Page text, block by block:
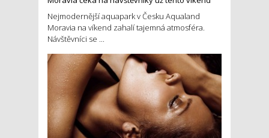
Nejmodernější aquapark v Česku Aqualand
Moravia na víkend zahalí tajemná atmosféra.
Návštěvníci se ...